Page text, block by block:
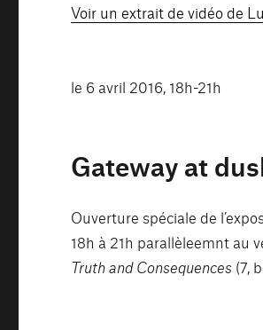
Voir un extrait de vidéo de
le 6 avril 2016, 18h-21h
Gateway at
Ouverture spéciale de
18h à 21h parallèleemnt au
Truth and Consequences (7,